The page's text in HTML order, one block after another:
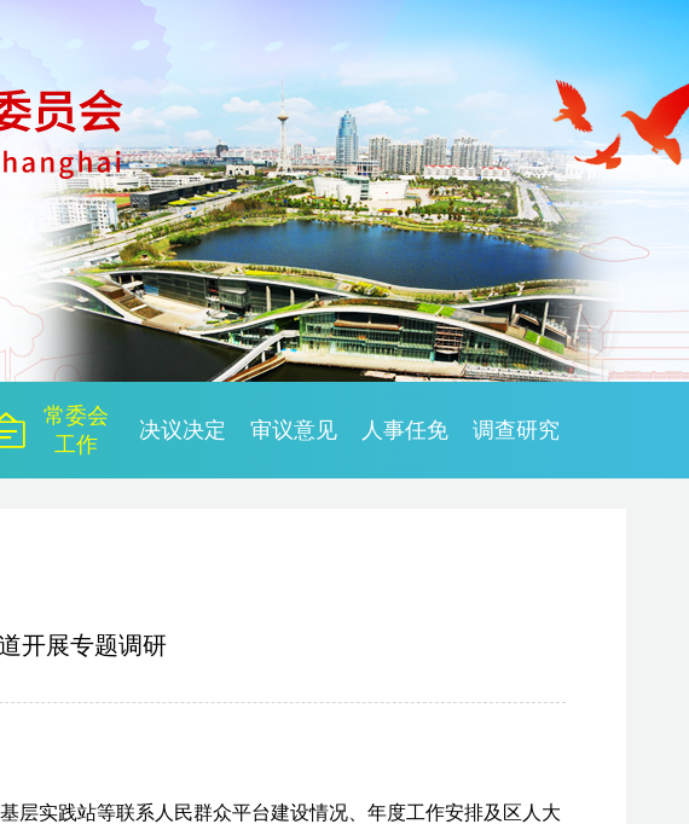
常委会
工作
决议决定 审议意见 人事任免 调查研究
开展专题调研
层实践站等联系人民群众平台建设情况、年度工作安排及区人大